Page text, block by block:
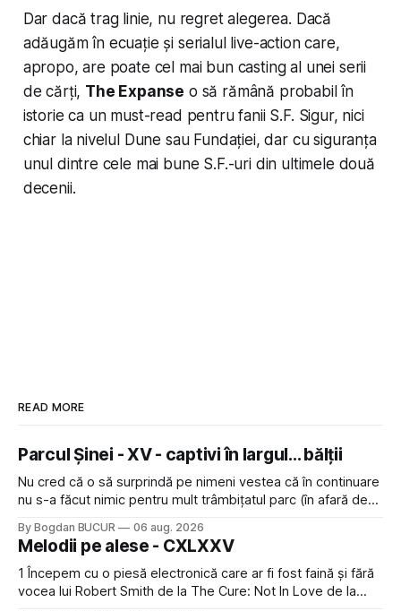
Dar dacă trag linie, nu regret alegerea. Dacă
adăugăm în ecuație și serialul live-action care,
apropo, are poate cel mai bun casting al unei serii
de cărți, The Expanse o să rămână probabil în
istorie ca un must-read pentru fanii S.F. Sigur, nici
chiar la nivelul Dune sau Fundației, dar cu siguranța
unul dintre cele mai bune S.F.-uri din ultimele două
decenii.
READ MORE
Parcul Șinei - XV - captivi în largul... bălții
Nu cred că o să surprindă pe nimeni vestea că în continuare
nu s-a făcut nimic pentru mult trâmbițatul parc (în afară de
timp pui și latră prin gard la lumea care trece prin zonă). Am
avut, în schimb, o belea
By Bogdan BUCUR 06 aug. 2026
Melodii pe alese - CXLXXV
1 Începem cu o piesă electronică care ar fi fost faină și fără
vocea lui Robert Smith de la The Cure: Not In Love de la